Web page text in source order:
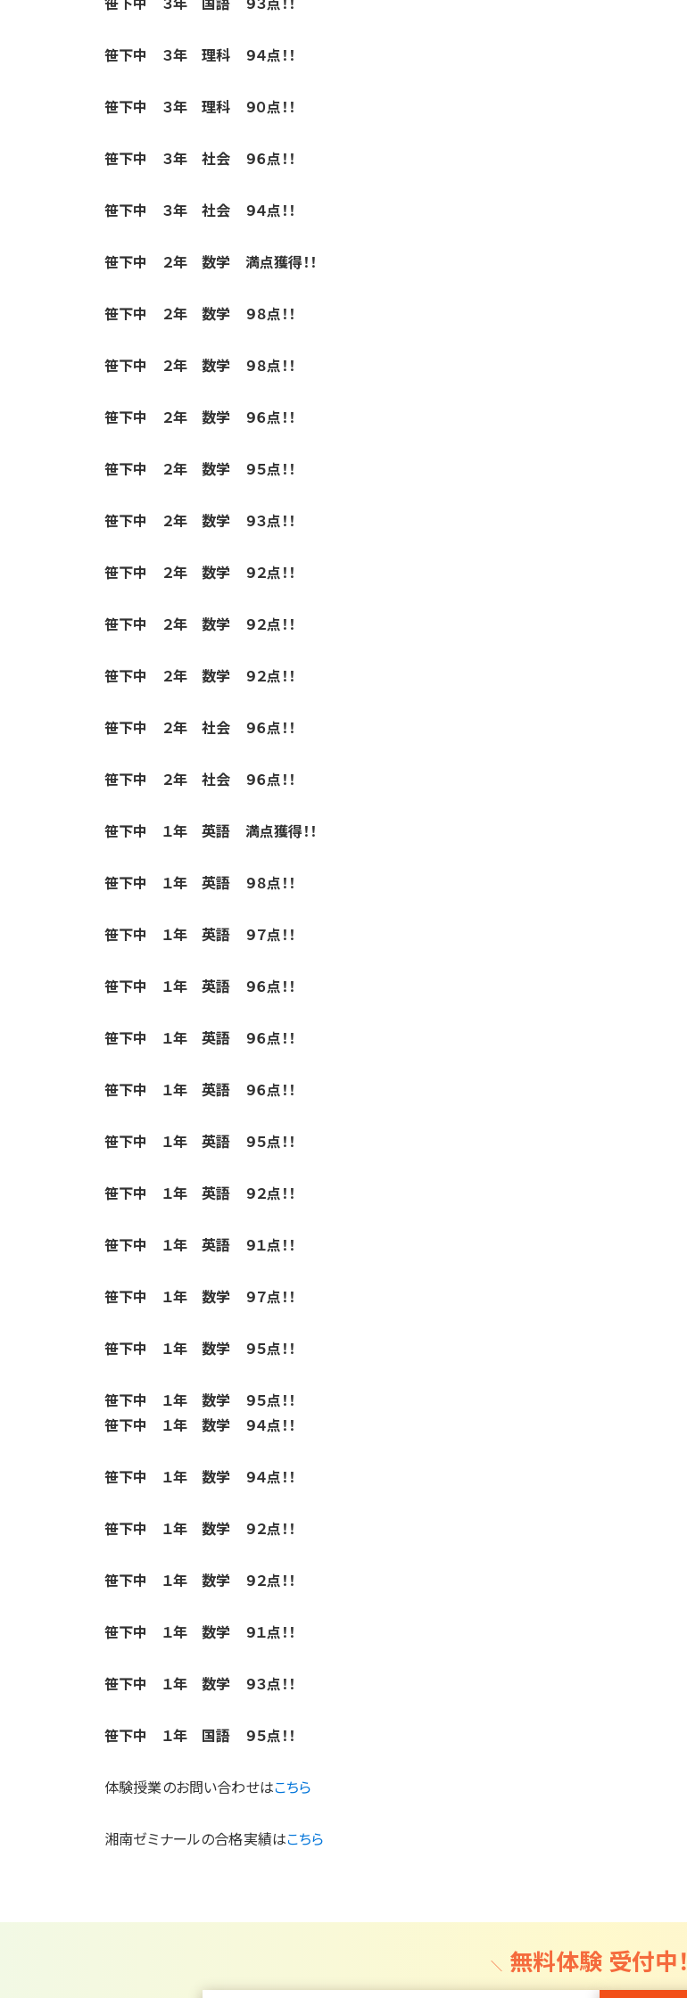
笹下中 ３年 理科 ９４点！！
笹下中 ３年 理科 ９０点！！
笹下中 ３年 社会 ９６点！！
笹下中 ３年 社会 ９４点！！
笹下中 ２年 数学 満点獲得！！
笹下中 ２年 数学 ９８点！！
笹下中 ２年 数学 ９８点！！
笹下中 ２年 数学 ９６点！！
笹下中 ２年 数学 ９５点！！
笹下中 ２年 数学 ９３点！！
笹下中 ２年 数学 ９２点！！
笹下中 ２年 数学 ９２点！！
笹下中 ２年 数学 ９２点！！
笹下中 ２年 社会 ９６点！！
笹下中 ２年 社会 ９６点！！
笹下中 １年 英語 満点獲得！！
笹下中 １年 英語 ９８点！！
笹下中 １年 英語 ９７点！！
笹下中 １年 英語 ９６点！！
笹下中 １年 英語 ９６点！！
笹下中 １年 英語 ９６点！！
笹下中 １年 英語 ９５点！！
笹下中 １年 英語 ９２点！！
笹下中 １年 英語 ９１点！！
笹下中 １年 数学 ９７点！！
笹下中 １年 数学 ９５点！！
笹下中 １年 数学 ９５点！！
笹下中 １年 数学 ９４点！！
笹下中 １年 数学 ９４点！！
笹下中 １年 数学 ９２点！！
笹下中 １年 数学 ９２点！！
笹下中 １年 数学 ９１点！！
笹下中 １年 数学 ９３点！！
笹下中 １年 国語 ９５点！！
体験授業のお問い合わせはこちら
湘南ゼミナールの合格実績はこちら
無料体験 受付中！